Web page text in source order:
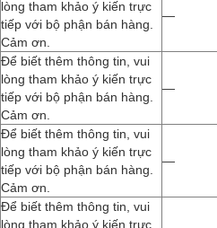
lòng tham khảo ý kiến trực
tiếp với bộ phận bán hàng.
Cảm ơn.
—
Để biết thêm thông tin, vui
lòng tham khảo ý kiến trực
tiếp với bộ phận bán hàng.
Cảm ơn.
—
Để biết thêm thông tin, vui
lòng tham khảo ý kiến trực
tiếp với bộ phận bán hàng.
Cảm ơn.
—
Để biết thêm thông tin, vui
lòng tham khảo ý kiến trực